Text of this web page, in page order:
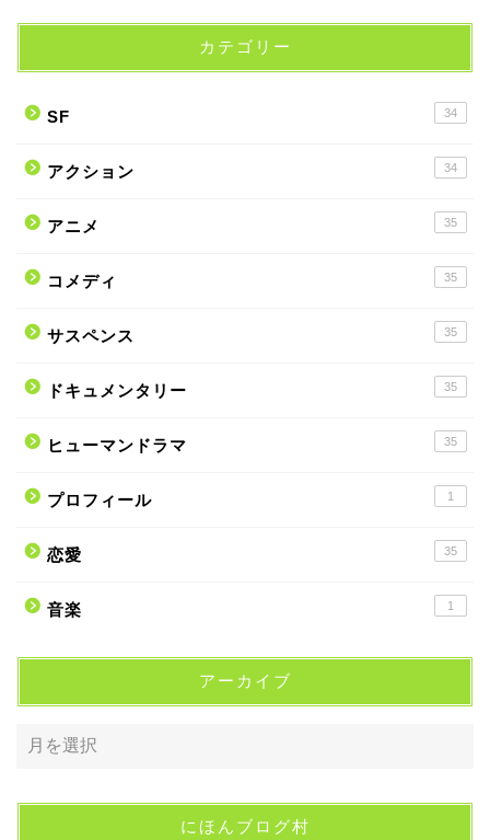
カテゴリー
SF 34
アクション 34
アニメ 35
コメディ 35
サスペンス 35
ドキュメンタリー 35
ヒューマンドラマ 35
プロフィール 1
恋愛 35
音楽 1
アーカイブ
にほんブログ村